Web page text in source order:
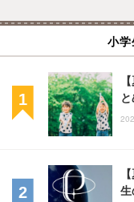
小学
生